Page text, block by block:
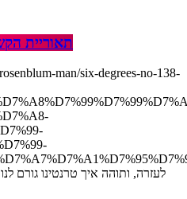
תאוריית הקשר 138 – מגלי לקלי
man/six-degrees-no-138-